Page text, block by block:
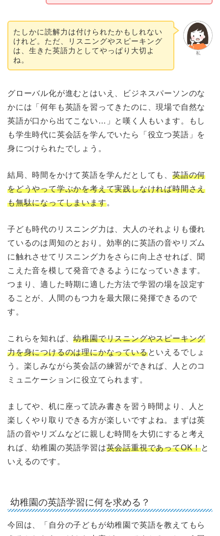
私
たしかに読解力は付けられたかもしれない
けれど。ただ、リスニングやスピーキング
は、生きた英語力としてやっぱり大切よ
ね。
グローバル化が進むとはいえ、ビジネスパーソンのな
かには「何年も英語を習ってきたのに、現場で自然な
英語が口から出てこない…」と嘆く人もいます。もし
も学生時代に英会話を学んでいたら「役立つ英語」を
身につけられたでしょう。
結局、時間をかけて英語を学んだとしても、 英語の何
をどうやって学ぶかを考えて実践しなければ時間さえ
も無駄になってしまいます。
子ども時代のリスニング力は、大人のそれよりも優れ
ているのは周知のとおり。効率的に英語の音やリズム
に触れさせてリスニング力をさらに向上させれば、聞
こえた音を模して発音できるようになっていきます。
つまり、適した時期に適した方法で学習の場を設定す
ることが、人間のもつ力を最大限に発揮できるので
す。
これらを知れば、幼稚園でリスニングやスピーキング
力を身につけるのは理にかなっているといえるでしょ
う。楽しみながら英会話の練習ができれば、人とのコ
ミュニケーションに役立てられます。
ましてや、机に座って読み書きを習う時間より、人と
楽しくやり取りできる方が楽しいですよね。まずは英
語の音やリズムなどに親しむ時間を大切にすると考え
れば、幼稚園の英語学習は英会話重視であってOK！と
いえるのです。
幼稚園の英語学習に何を求める？
今回は、「自分の子どもが幼稚園で英語を教えてもら